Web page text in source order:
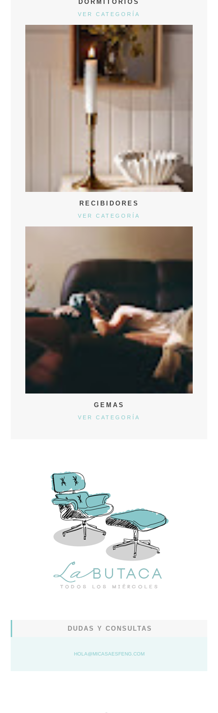
DORMITORIOS
VER CATEGORÍA
RECIBIDORES
VER CATEGORÍA
GEMAS
VER CATEGORÍA
DUDAS Y CONSULTAS
HOLA@MICASAESFENG.COM